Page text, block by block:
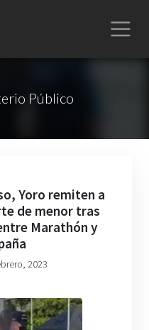
Público
Yoro remiten a
de menor tras
Marathón y
2023